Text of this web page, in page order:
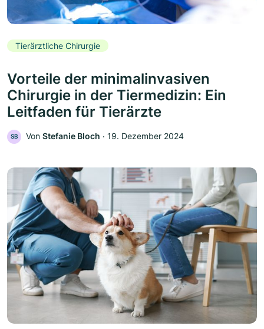
Tierärztliche Chirurgie
Vorteile der minimalinvasiven
Chirurgie in der Tiermedizin: Ein
Leitfaden für Tierärzte
SB Von Stefanie Bloch ‧ 19. Dezember 2024